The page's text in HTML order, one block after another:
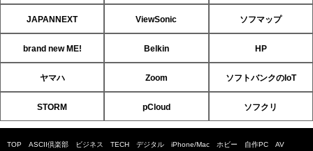
JAPANNEXT ViewSonic ソフマップ
brand new ME! Belkin HP
ヤマハ Zoom ソフトバンクのIoT
STORM pCloud ソフクリ
TOP ASCII倶楽部 ビジネス TECH デジタル iPhone/Mac ホビー 自作PC AV